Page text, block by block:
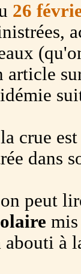
26
article
crue
dans
peut
à